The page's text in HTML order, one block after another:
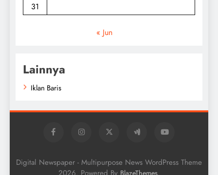
31
« Jun
Lainnya
Iklan Baris
Digital Newspaper - Multipurpose News WordPress Theme
BlazeThemes